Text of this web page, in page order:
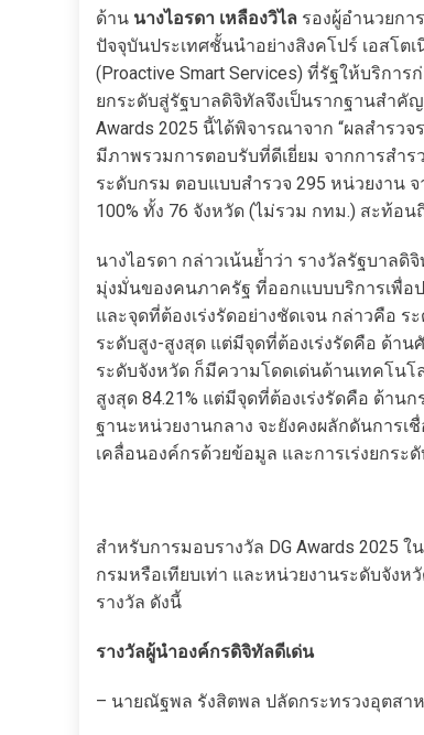
ด้าน นางไอรดา เหลืองวิไล รองผู้อำนวยก
ปัจจุบันประเทศชั้นนำอย่างสิงคโปร์ เอสโต
(Proactive Smart Services) ที่รัฐให้บริก
ยกระดับสู่รัฐบาลดิจิทัลจึงเป็นรากฐานสำคั
Awards 2025 นี้ได้พิจารณาจาก “ผลสำรว
มีภาพรวมการตอบรับที่ดีเยี่ยม จากการสำร
ระดับกรม ตอบแบบสำรวจ 295 หน่วยงาน
100% ทั้ง 76 จังหวัด (ไม่รวม กทม.) สะท้
นางไอรดา กล่าวเน้นย้ำว่า รางวัลรัฐบาล
มุ่งมั่นของคนภาครัฐ ที่ออกแบบบริการเพื่อ
และจุดที่ต้องเร่งรัดอย่างชัดเจน กล่าวคือ
ระดับสูง-สูงสุด แต่มีจุดที่ต้องเร่งรัดคือ ด้า
ระดับจังหวัด ก็มีความโดดเด่นด้านเทคโน
สูงสุด 84.21% แต่มีจุดที่ต้องเร่งรัดคือ ด้าน
ฐานะหน่วยงานกลาง จะยังคงผลักดันการ
เคลื่อนองค์กรด้วยข้อมูล และการเร่งยกระ
สำหรับการมอบรางวัล DG Awards 2025
กรมหรือเทียบเท่า และหน่วยงานระดับจังห
รางวัล ดังนี้
รางวัลผู้นำองค์กรดิจิทัลดีเด่น
– นายณัฐพล รังสิตพล ปลัดกระทรวงอุตสา